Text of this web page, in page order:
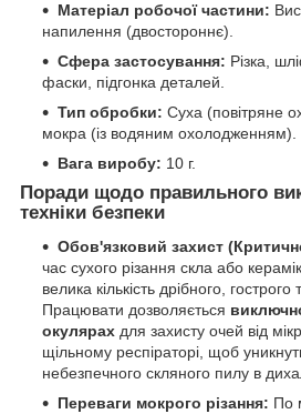
Матеріал робочої частини:
напилення (двостороннє).
Сфера застосування: Різка,
фаски, підгонка деталей.
Тип обробки: Суха (повітряне
мокра (із водяним охолодженням).
Вага виробу: 10 г.
Поради щодо правильного
техніки безпеки
Обов'язковий захист
час сухого різання скла або
велика кількість дрібного,
Працювати дозволяється
окулярах для захисту очей від
щільному респіраторі, щоб
небезпечного скляного пилу в
Переваги мокрого різання: По